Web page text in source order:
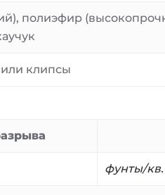
полиэфир
клипсы
фунты/